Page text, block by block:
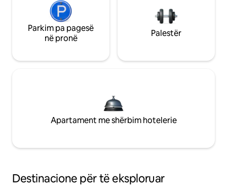
Parkim pa pagesë
në pronë
Palestër
Apartament me shërbim hotelerie
Destinacione për të eksploruar